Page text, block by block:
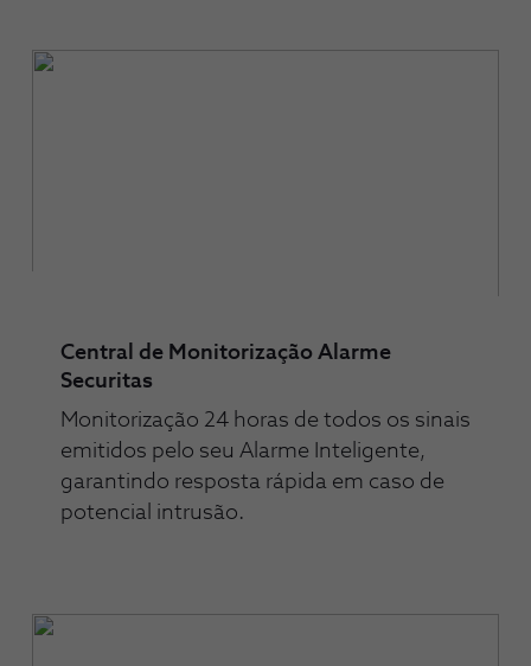
Central de Monitorização Alarme
Securitas
Monitorização 24 horas de todos os sinais
emitidos pelo seu Alarme Inteligente,
garantindo resposta rápida em caso de
potencial intrusão.